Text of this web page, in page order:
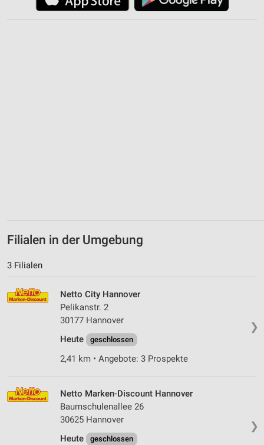
Filialen in der Umgebung
3 Filialen
❯
Netto City Hannover
Pelikanstr. 2
30177 Hannover
Heute
geschlossen
2,41 km • Angebote: 3 Prospekte
❯
Netto Marken-Discount Hannover
Baumschulenallee 26
30625 Hannover
Heute
geschlossen